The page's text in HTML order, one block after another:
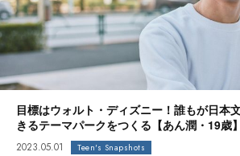
目標はウォルト・ディズニー！誰もが日本
きるテーマパークをつくる【あん潤・19歳】
2023.05.01 Teen's Snapshots